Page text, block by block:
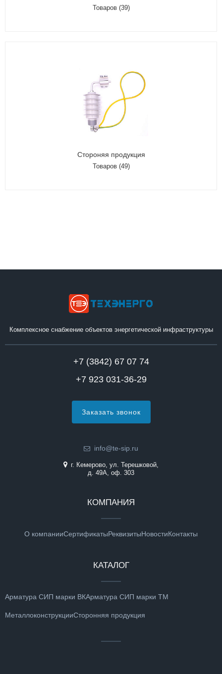
Товаров (39)
Стороняя продукция
Товаров (49)
Комплексное снабжение объектов энергетической инфраструктуры
+7 (3842) 67 07 74
+7 923 031-36-29
Заказать звонок
info@te-sip.ru
г. Кемерово, ул. Терешковой,
д. 49А, оф. 303
КОМПАНИЯ
О компанииСертификатыРеквизитыНовостиКонтакты
КАТАЛОГ
Арматура СИП марки ВКАрматура СИП марки ТМ
МеталлоконструкцииСторонняя продукция